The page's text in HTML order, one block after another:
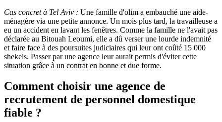
Cas concret à Tel Aviv : Une famille d'olim a embauché une aide-
ménagère via une petite annonce. Un mois plus tard, la travailleuse a
eu un accident en lavant les fenêtres. Comme la famille ne l'avait pas
déclarée au Bitouah Leoumi, elle a dû verser une lourde indemnité
et faire face à des poursuites judiciaires qui leur ont coûté 15 000
shekels. Passer par une agence leur aurait permis d'éviter cette
situation grâce à un contrat en bonne et due forme.
Comment choisir une agence de
recrutement de personnel domestique
fiable ?